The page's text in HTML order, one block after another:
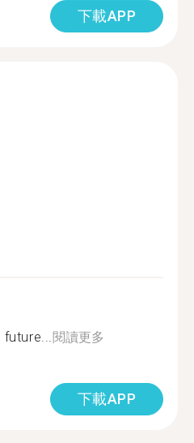
下載APP
閱讀更多
下載APP